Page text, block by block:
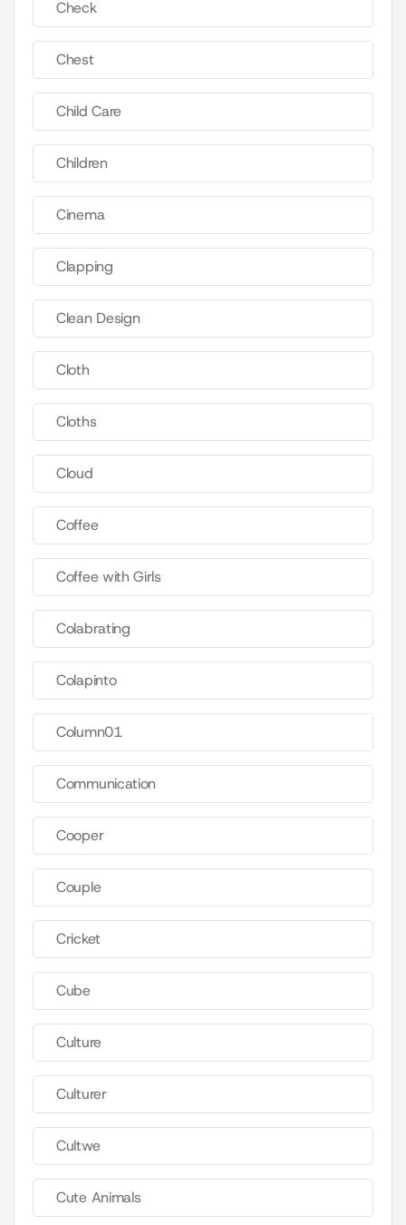
Check
Chest
Child Care
Children
Cinema
Clapping
Clean Design
Cloth
Cloths
Cloud
Coffee
Coffee with Girls
Colabrating
Colapinto
Column01
Communication
Cooper
Couple
Cricket
Cube
Culture
Culturer
Cultwe
Cute Animals